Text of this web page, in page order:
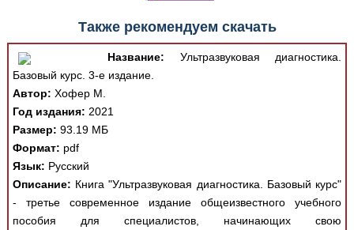
Также рекомендуем скачать
Название: Ультразвуковая диагностика.
Базовый курс. 3-е издание.
Автор: Хофер М.
Год издания: 2021
Размер: 93.19 МБ
Формат: pdf
Язык: Русский
Описание: Книга "Ультразвуковая диагностика. Базовый курс"
- третье современное издание общеизвестного учебного
пособия для специалистов, начинающих свою